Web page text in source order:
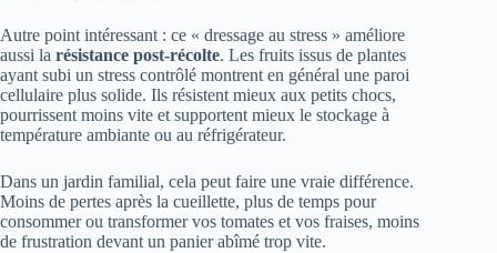
Autre point intéressant : ce « dressage au stress » améliore
aussi la résistance post-récolte. Les fruits issus de plantes
ayant subi un stress contrôlé montrent en général une paroi
cellulaire plus solide. Ils résistent mieux aux petits chocs,
pourrissent moins vite et supportent mieux le stockage à
température ambiante ou au réfrigérateur.
Dans un jardin familial, cela peut faire une vraie différence.
Moins de pertes après la cueillette, plus de temps pour
consommer ou transformer vos tomates et vos fraises, moins
de frustration devant un panier abîmé trop vite.